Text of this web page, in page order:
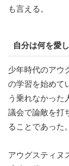
も言える。
自分は何を愛
少年時代のアウ
の学習を始めて
う乗れなかった
議会で論敵を打
ることであった。
アウグスティヌ